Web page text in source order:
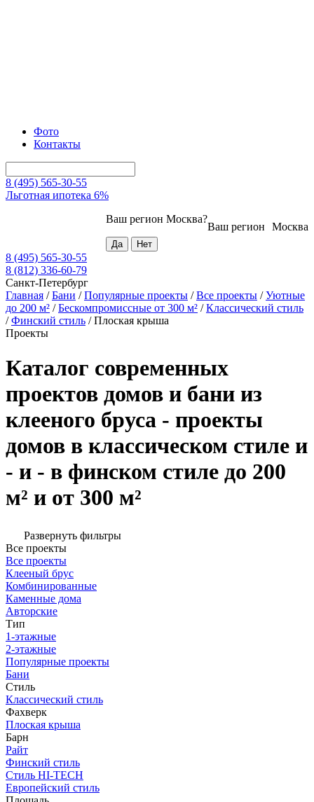
Фото
Контакты
8 (495) 565-30-55
Льготная ипотека 6%
Москва
Ваш регион
Ваш регион Москва?
8 (495) 565-30-55
8 (812) 336-60-79
Санкт-Петербург
Главная /Бани /Популярные проекты /Все проекты /Уютные
до 200 м² /Бескомпромиссные от 300 м² /Классический стиль
/Финский стиль /Плоская крыша
Проекты
Каталог современных
проектов домов и бани из
клееного бруса - проекты
домов в классическом стиле и
- и - в финском стиле до 200
м² и от 300 м²
Развернуть фильтры
Все проекты
Все проекты
Клееный брус
Комбинированные
Каменные дома
Авторские
Тип
1-этажные
2-этажные
Популярные проекты
Бани
Стиль
Классический стиль
Фахверк
Плоская крыша
Барн
Райт
Финский стиль
Стиль HI-TECH
Европейский стиль